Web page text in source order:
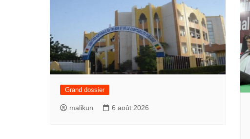
Grand dossier
malikun 6 août 2026